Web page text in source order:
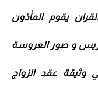
يقوم المأذون
و صور العروسة
وثيقة عقد الزواج